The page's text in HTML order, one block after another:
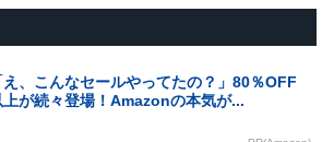
え、こんなセールやってたの？」80％OFF
上が続々登場！Amazonの本気が...